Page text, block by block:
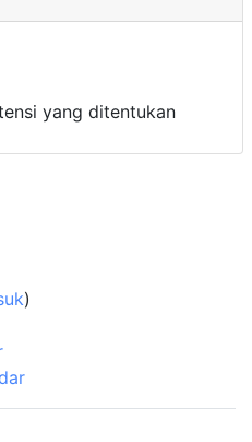
yang ditentukan
)